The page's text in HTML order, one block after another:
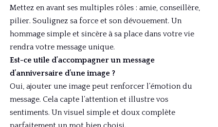
Mettez en avant ses multiples rôles : amie, conseillère,
pilier. Soulignez sa force et son dévouement. Un
hommage simple et sincère à sa place dans votre vie
rendra votre message unique.
Est-ce utile d’accompagner un message
d’anniversaire d’une image ?
Oui, ajouter une image peut renforcer l’émotion du
message. Cela capte l’attention et illustre vos
sentiments. Un visuel simple et doux complète